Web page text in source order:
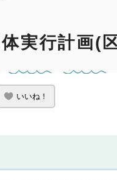
実行計画(
いいね！